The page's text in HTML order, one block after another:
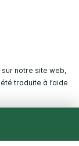
notre site web,
traduite à l’aide
des hôtels sont
gérés